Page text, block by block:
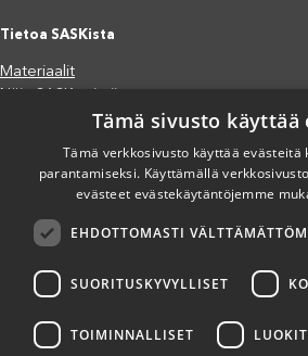
Tietoa SASKista
Materiaalit
Jäsenjärjestöt
Saavutettavuusseloste
Tietosuojaseloste
Eettiset periaatteet (pdf)
Lahjoita
Osallistu
Liity kannatusjäseneksi
Ilmoita väärinkäytösepäilystä
Tämä sivusto käyttää
Tämä verkkosivusto käyttää evästeitä
parantamiseksi. Käyttämällä
evästeet evästekäytäntöjemme
EHDOTTOMASTI
SUORITUSKYVYLLISET
TOIMINNALLISET